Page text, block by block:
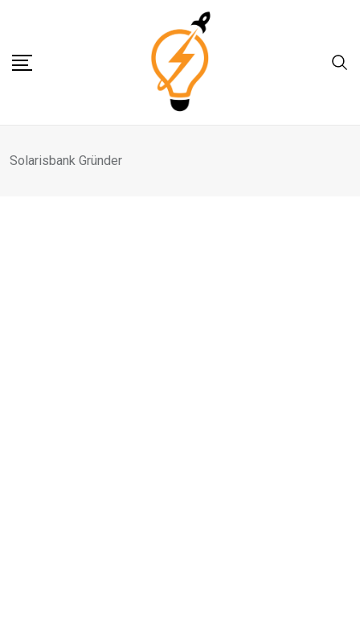
content
Solarisbank Gründer